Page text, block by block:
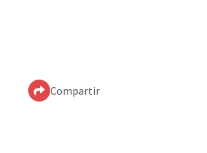
Compartir